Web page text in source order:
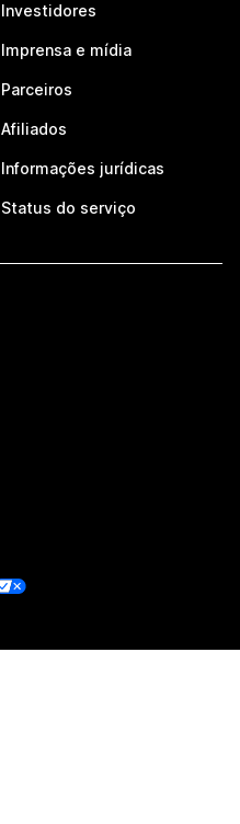
Investidores
Imprensa e mídia
Parceiros
Afiliados
Informações jurídicas
Status do serviço